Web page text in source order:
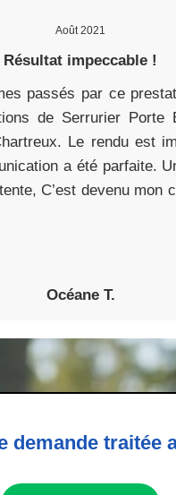
Août 2021
Résultat impeccable !
passés par ce
de Serrurier Porte
Le rendu est
a été parfaite.
C’est devenu mon
Océane T.
demande traitée